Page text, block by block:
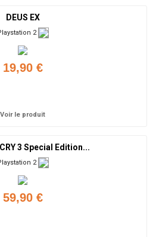
DEUS EX
2
19,90 €
Voir le produit
CRY 3 Special Edition...
2
59,90 €